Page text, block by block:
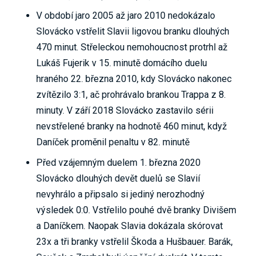
V období jaro 2005 až jaro 2010 nedokázalo
Slovácko vstřelit Slavii ligovou branku dlouhých
470 minut. Střeleckou nemohoucnost protrhl až
Lukáš Fujerik v 15. minutě domácího duelu
hraného 22. března 2010, kdy Slovácko nakonec
zvítězilo 3:1, ač prohrávalo brankou Trappa z 8.
minuty. V září 2018 Slovácko zastavilo sérii
nevstřelené branky na hodnotě 460 minut, když
Daníček proměnil penaltu v 82. minutě
Před vzájemným duelem 1. března 2020
Slovácko dlouhých devět duelů se Slavií
nevyhrálo a připsalo si jediný nerozhodný
výsledek 0:0. Vstřelilo pouhé dvě branky Divišem
a Daníčkem. Naopak Slavia dokázala skórovat
23x a tři branky vstřelil Škoda a Hušbauer. Barák,